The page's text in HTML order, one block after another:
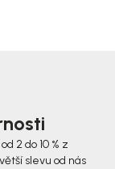
2 do 10 % z
slevu od nás